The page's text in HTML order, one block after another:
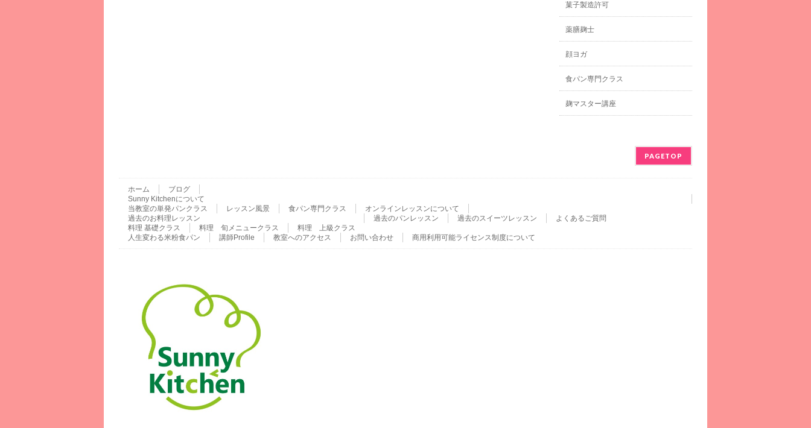
菓子製造許可
薬膳麹士
顔ヨガ
食パン専門クラス
麹マスター講座
PAGETOP
ホーム
ブログ
Sunny Kitchenについて
当教室の単発パンクラス
レッスン風景 食パン専門クラス
オンラインレッスンについて
過去のお料理レッスン
料理 基礎クラス
料理 旬メニュークラス 料理 上級クラス
過去のパンレッスン 過去のスイーツレッスン よくあるご質問
人生変わる米粉食パン 講師Profile 教室へのアクセス お問い合わせ 商用利用可能ライセンス制度について